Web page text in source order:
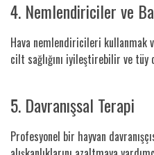
4. Nemlendiriciler ve
Hava nemlendiricileri kullanmak
cilt sağlığını iyileştirebilir ve
5. Davranışsal Terapi
Profesyonel bir hayvan